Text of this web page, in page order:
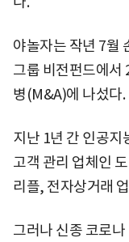
야놀자는 작년 7월
그룹 비전펀드에서
병(M&A)에 나섰다.
지난 1년 간 인공
고객 관리 업체인
리플, 전자상거래
그러나 신종 코로